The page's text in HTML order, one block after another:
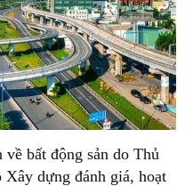
bất động sản do Thủ
dựng đánh giá, hoạt